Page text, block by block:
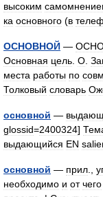
высоким
ка основного (в
ОСНОВНОЙ —
Основная цель О
места работы по
Толковый словарь
основной —
glossid=2400324]
выдающийся EN
основной — прил
необходимо и от чего